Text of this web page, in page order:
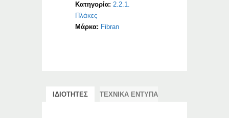
Κατηγορία:2.2.1.
Πλάκες
Μάρκα: Fibran
ΙΔΙΟΤΗΤΕΣ ΤΕΧΝΙΚΑ ΕΝΤΥΠΑ